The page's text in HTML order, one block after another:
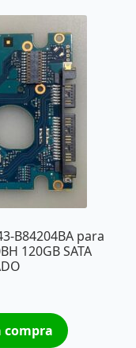
B84204BA para
120GB SATA
compra